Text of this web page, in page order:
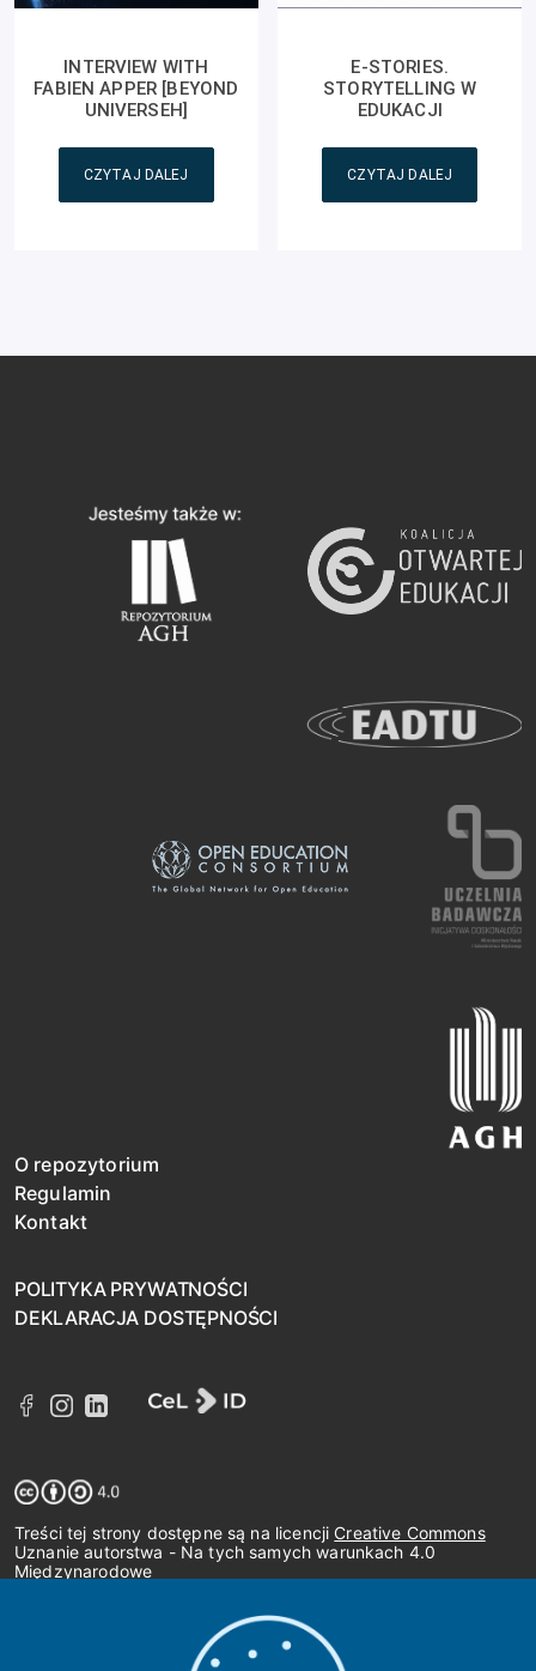
INTERVIEW WITH
FABIEN APPER [BEYOND
UNIVERSEH]
CZYTAJ DALEJ
E-STORIES.
STORYTELLING W
EDUKACJI
CZYTAJ DALEJ
O repozytorium
Regulamin
Kontakt
POLITYKA PRYWATNOŚCI
DEKLARACJA DOSTĘPNOŚCI
Treści tej strony dostępne są na licencji Creative Commons
Uznanie autorstwa - Na tych samych warunkach 4.0
Międzynarodowe